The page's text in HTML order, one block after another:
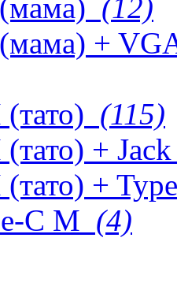
(12)
+
(115)
+
+
C M (4)